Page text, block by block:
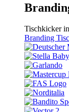
Tischkicker
Branding